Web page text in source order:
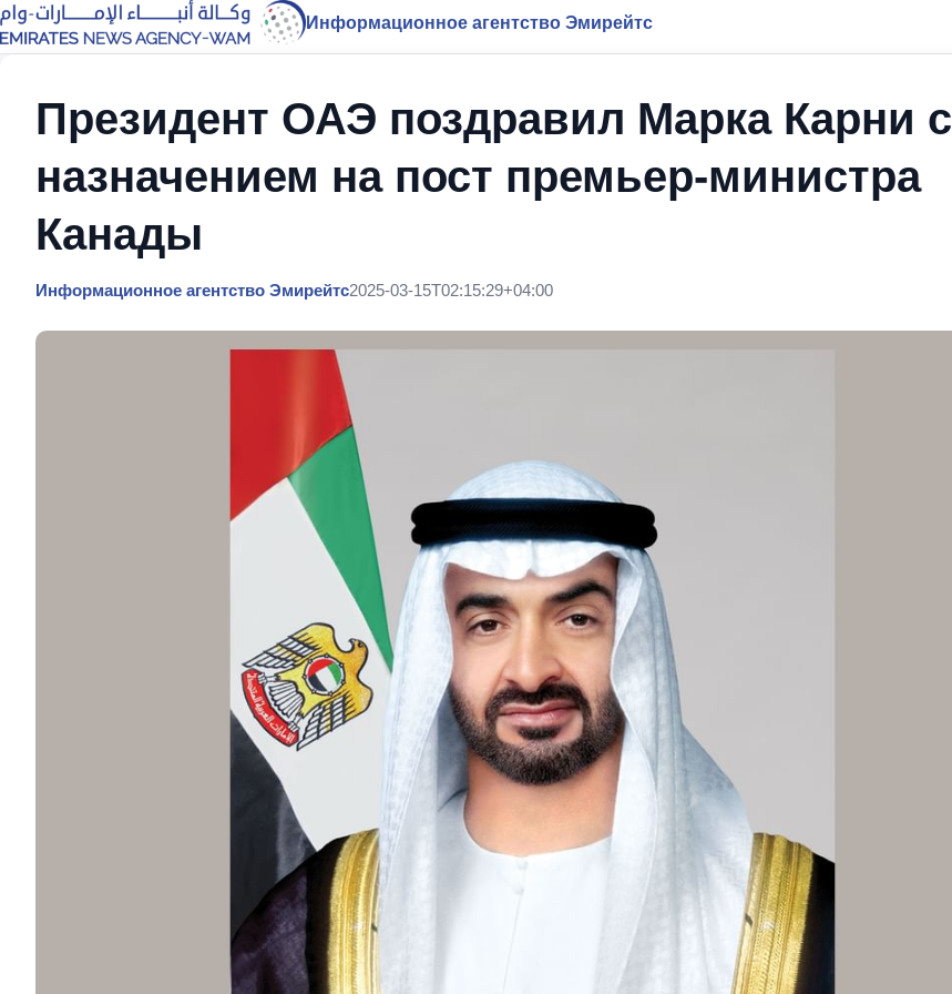
Информационное агентство Эмирейтс
Президент ОАЭ поздравил Марка Карни с
назначением на пост премьер-министра
Канады
Информационное агентство Эмирейтс2025-03-15T02:15:29+04:00